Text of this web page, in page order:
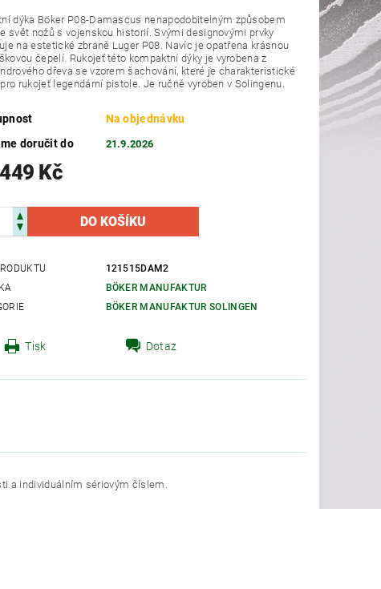
dýka Böker P08-Damascus nenapodobitelným způsobem
svět nožů s vojenskou historií. Svými designovými prvky
na estetické zbraně Luger P08. Navíc je opatřena krásnou
čepelí. Rukojeť této kompaktní dýky je vyrobena z
dřeva se vzorem šachování, které je charakteristické
rukojeť legendární pistole. Je ručně vyroben v Solingenu.
Na objednávku
doručit do
21.9.2026
Kč
121515DAM2
BÖKER MANUFAKTUR
BÖKER MANUFAKTUR SOLINGEN
Tisk Dotaz
a individuálním sériovým číslem.